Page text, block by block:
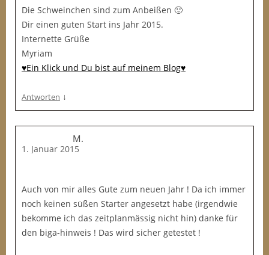
Die Schweinchen sind zum Anbeißen 🙂
Dir einen guten Start ins Jahr 2015.
Internette Grüße
Myriam
♥Ein Klick und Du bist auf meinem Blog♥
Antworten ↓
M.
1. Januar 2015
Auch von mir alles Gute zum neuen Jahr ! Da ich immer
noch keinen süßen Starter angesetzt habe (irgendwie
bekomme ich das zeitplanmässig nicht hin) danke für
den biga-hinweis ! Das wird sicher getestet !